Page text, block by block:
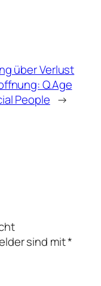
über Verlust
Q.Age
People →
sind mit*